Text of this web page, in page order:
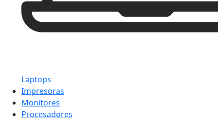
Laptops
Impresoras
Monitores
Procesadores